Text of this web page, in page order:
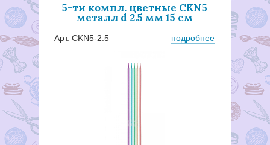
5-ти компл. цветные CKN5
металл d 2.5 мм 15 см
Арт. CKN5-2.5 подробнее